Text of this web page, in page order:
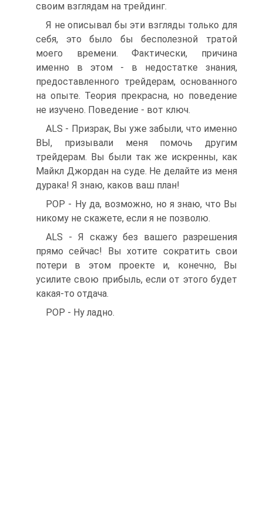
своим взглядам на трейдинг.
Я не описывал бы эти взгляды только для
себя, это было бы бесполезной тратой
моего времени. Фактически, причина
именно в этом - в недостатке знания,
предоставленного трейдерам, основанного
на опыте. Теория прекрасна, но поведение
не изучено. Поведение - вот ключ.
ALS - Призрак, Вы уже забыли, что именно
ВЫ, призывали меня помочь другим
трейдерам. Вы были так же искренны, как
Майкл Джордан на суде. Не делайте из меня
дурака! Я знаю, каков ваш план!
POP - Ну да, возможно, но я знаю, что Вы
никому не скажете, если я не позволю.
ALS - Я скажу без вашего разрешения
прямо сейчас! Вы хотите сократить свои
потери в этом проекте и, конечно, Вы
усилите свою прибыль, если от этого будет
какая-то отдача.
POP - Ну ладно.